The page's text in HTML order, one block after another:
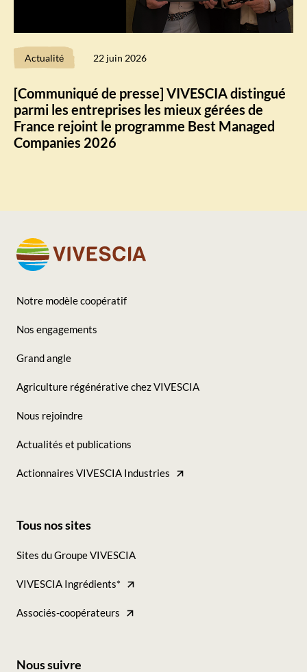
Actualité 22 juin 2026
[Communiqué de presse] VIVESCIA distingué
parmi les entreprises les mieux gérées de
France rejoint le programme Best Managed
Companies 2026
Seconde
colonne
Notre modèle coopératif
Nos engagements
Grand angle
Agriculture régénérative chez VIVESCIA
Nous rejoindre
Actualités et publications
Actionnaires VIVESCIA Industries
-
Tous
nos
Tous nos sites
Sites du Groupe VIVESCIA
VIVESCIA Ingrédients*
Associés-coopérateurs
Nous suivre